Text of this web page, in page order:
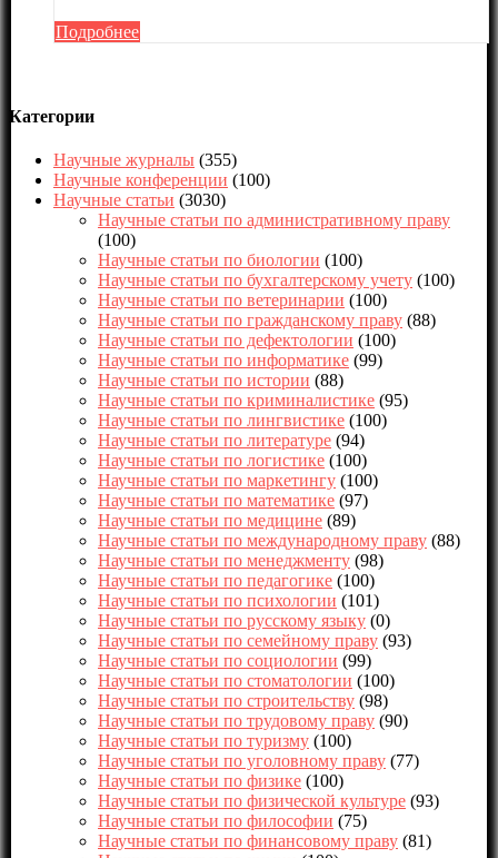
Подробнее
Категории
Научные журналы (355)
Научные конференции (100)
Научные статьи (3030)
Научные статьи по административному праву
(100)
Научные статьи по биологии (100)
Научные статьи по бухгалтерскому учету (100)
Научные статьи по ветеринарии (100)
Научные статьи по гражданскому праву (88)
Научные статьи по дефектологии (100)
Научные статьи по информатике (99)
Научные статьи по истории (88)
Научные статьи по криминалистике (95)
Научные статьи по лингвистике (100)
Научные статьи по литературе (94)
Научные статьи по логистике (100)
Научные статьи по маркетингу (100)
Научные статьи по математике (97)
Научные статьи по медицине (89)
Научные статьи по международному праву (88)
Научные статьи по менеджменту (98)
Научные статьи по педагогике (100)
Научные статьи по психологии (101)
Научные статьи по русскому языку (0)
Научные статьи по семейному праву (93)
Научные статьи по социологии (99)
Научные статьи по стоматологии (100)
Научные статьи по строительству (98)
Научные статьи по трудовому праву (90)
Научные статьи по туризму (100)
Научные статьи по уголовному праву (77)
Научные статьи по физике (100)
Научные статьи по физической культуре (93)
Научные статьи по философии (75)
Научные статьи по финансовому праву (81)